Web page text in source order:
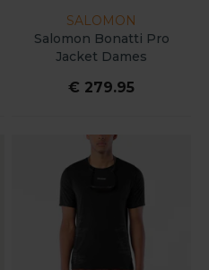
SALOMON
Salomon Bonatti Pro
Jacket Dames
€ 279.95